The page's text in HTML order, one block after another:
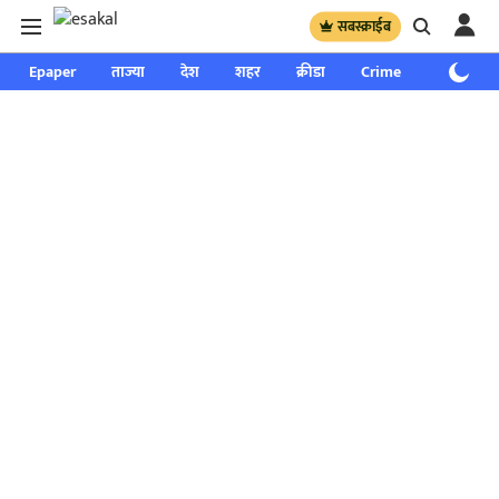
सबस्क्राईब
Epaper ताज्या देश शहर क्रीडा Crime साप्ताहिक